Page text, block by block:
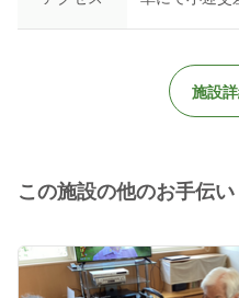
施設
この施設の他のお手伝い